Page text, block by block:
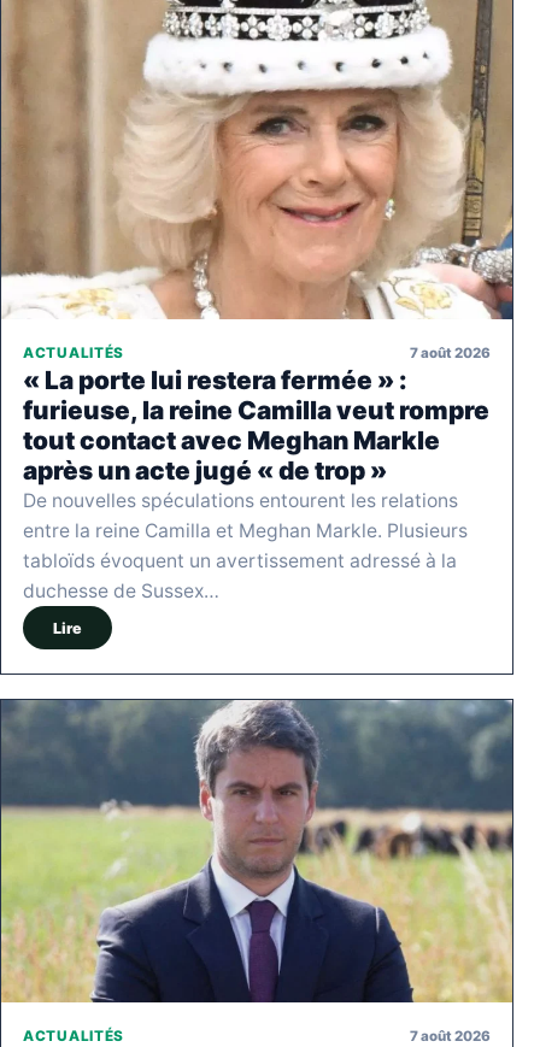
ACTUALITÉS 7 août 2026
« La porte lui restera fermée » :
furieuse, la reine Camilla veut rompre
tout contact avec Meghan Markle
après un acte jugé « de trop »
De nouvelles spéculations entourent les relations
entre la reine Camilla et Meghan Markle. Plusieurs
tabloïds évoquent un avertissement adressé à la
duchesse de Sussex…
Lire
ACTUALITÉS 7 août 2026